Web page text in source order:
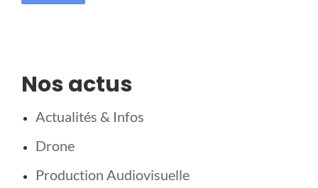
Nos actus
Actualités & Infos
Drone
Production Audiovisuelle